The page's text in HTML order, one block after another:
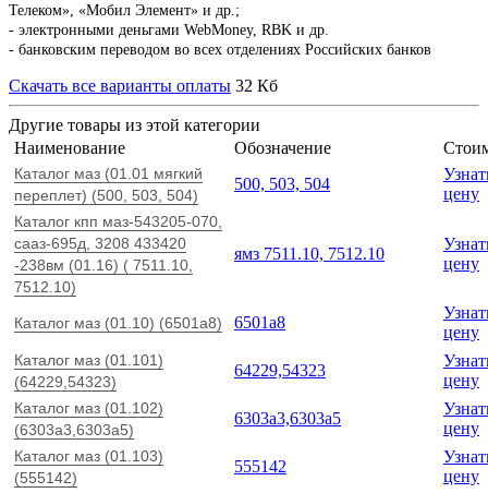
Телеком», «Мобил Элемент» и др.;
- электронными деньгами WebMoney, RBK и др.
- банковским переводом во всех отделениях Российских банков
Скачать все варианты оплаты 32 Кб
Другие товары из этой категории
Наименование
Обозначение
Каталог маз (01.01 мягкий
переплет) (500, 503, 504)
500, 503, 504
цену
Каталог кпп маз-543205-070,
сааз-695д, 3208 433420
-238вм (01.16) ( 7511.10,
7512.10)
ямз 7511.10, 7512.10
цену
Каталог маз (01.10) (6501а8) 6501а8
цену
Каталог маз (01.101)
(64229,54323)
64229,54323
цену
Каталог маз (01.102)
(6303а3,6303а5)
6303а3,6303а5
цену
Каталог маз (01.103)
(555142)
555142
цену